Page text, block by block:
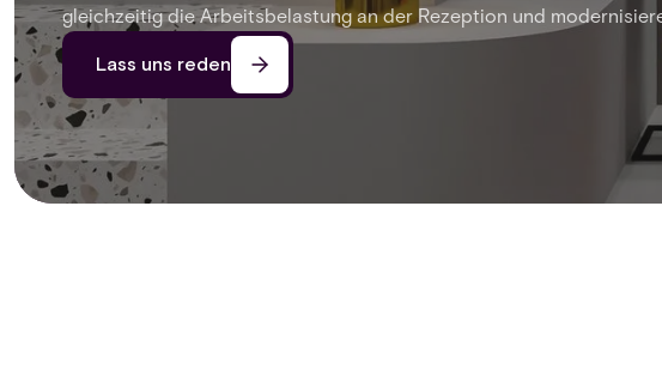
gleichzeitig die Arbeitsbelastung an der Rezeption und
Lass uns reden